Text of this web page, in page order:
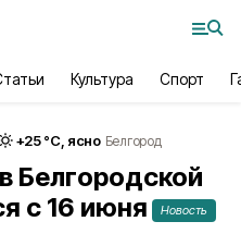
Культура Спорт
+25°С, ясно Белгород
Белгородской
с 16 июня
Новость